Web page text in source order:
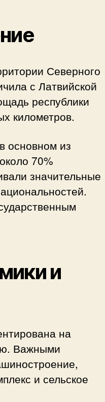
Северного
с Латвийской
республики
километров.
основном из
70%
значительные
и
на
Важными
и сельское